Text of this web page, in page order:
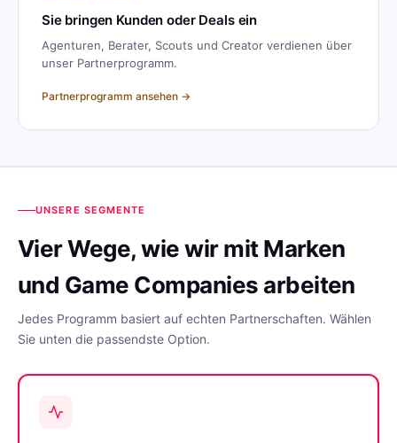
Sie bringen Kunden oder Deals ein
Agenturen, Berater, Scouts und Creator verdienen über
unser Partnerprogramm.
Partnerprogramm ansehen →
UNSERE SEGMENTE
Vier Wege, wie wir mit Marken
und Game Companies arbeiten
Jedes Programm basiert auf echten Partnerschaften. Wählen
Sie unten die passendste Option.